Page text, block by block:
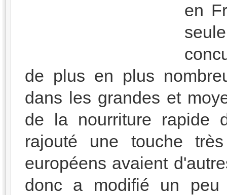
en
de plus en plus
dans les grandes et
de la nourriture rapide
rajouté une touche
européens avaient
donc a modifié un